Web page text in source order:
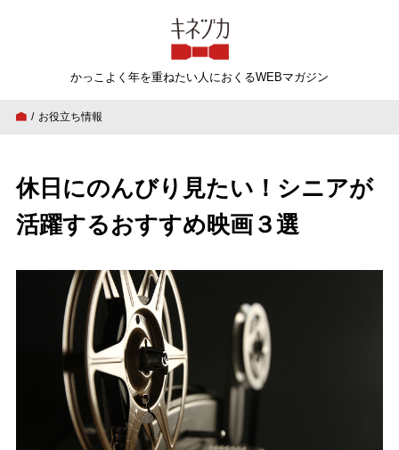
キネヅカ
かっこよく年を重ねたい人 におくるWEBマガジン
お役立ち情報
休日にのんびり見たい！シニアが
活躍するおすすめ映画３選